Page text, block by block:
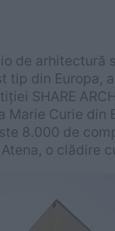
de
tip din Europa,
SHARE
Curie din
8.000 de
o clădire